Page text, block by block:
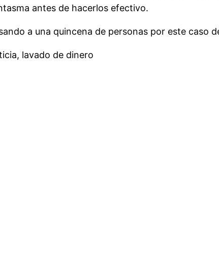
antes de hacerlos efectivo.
a una quincena de personas por este caso
lavado de dinero